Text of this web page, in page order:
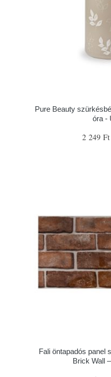
Pure Beauty
óra -
2 249 Ft
Fali öntapadós panel
Brick Wall